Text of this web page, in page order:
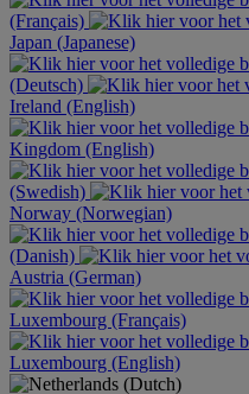
(Français)
Japan (Japanese)
(Deutsch)
Ireland (English)
Kingdom (English)
(Swedish)
Norway (Norwegian)
(Danish)
Austria (German)
Luxembourg (Français)
Luxembourg (English)